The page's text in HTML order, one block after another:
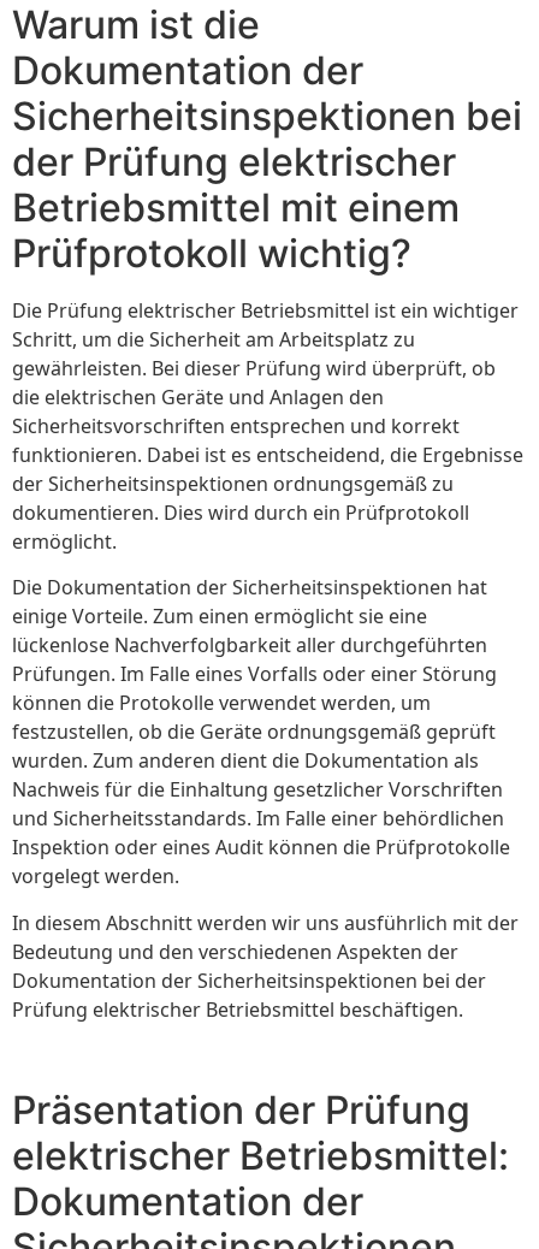
Warum ist die
Dokumentation der
Sicherheitsinspektionen bei
der Prüfung elektrischer
Betriebsmittel mit einem
Prüfprotokoll wichtig?
Die Prüfung elektrischer Betriebsmittel ist ein wichtiger
Schritt, um die Sicherheit am Arbeitsplatz zu
gewährleisten. Bei dieser Prüfung wird überprüft, ob
die elektrischen Geräte und Anlagen den
Sicherheitsvorschriften entsprechen und korrekt
funktionieren. Dabei ist es entscheidend, die Ergebnisse
der Sicherheitsinspektionen ordnungsgemäß zu
dokumentieren. Dies wird durch ein Prüfprotokoll
ermöglicht.
Die Dokumentation der Sicherheitsinspektionen hat
einige Vorteile. Zum einen ermöglicht sie eine
lückenlose Nachverfolgbarkeit aller durchgeführten
Prüfungen. Im Falle eines Vorfalls oder einer Störung
können die Protokolle verwendet werden, um
festzustellen, ob die Geräte ordnungsgemäß geprüft
wurden. Zum anderen dient die Dokumentation als
Nachweis für die Einhaltung gesetzlicher Vorschriften
und Sicherheitsstandards. Im Falle einer behördlichen
Inspektion oder eines Audit können die Prüfprotokolle
vorgelegt werden.
In diesem Abschnitt werden wir uns ausführlich mit der
Bedeutung und den verschiedenen Aspekten der
Dokumentation der Sicherheitsinspektionen bei der
Prüfung elektrischer Betriebsmittel beschäftigen.
Präsentation der Prüfung
elektrischer Betriebsmittel:
Dokumentation der